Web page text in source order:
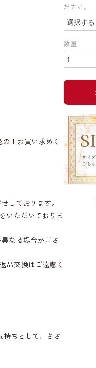
上お買い求めく
しております。
いただいておりま
なる場合がござ
品交換はご遠慮く
ださい。
数量
持ちとして、ささ